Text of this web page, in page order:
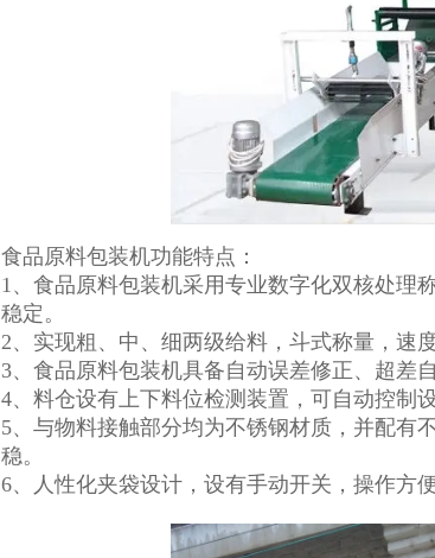
食品原料包装机功能特点：
1、食品原料包装机采用专业数字化双核处理
稳定。
2、实现粗、中、细两级给料，斗式称量，速
3、食品原料包装机具备自动误差修正、超差
4、料仓设有上下料位检测装置，可自动控制设
5、与物料接触部分均为不锈钢材质，并配有
稳。
6、人性化夹袋设计，设有手动开关，操作方